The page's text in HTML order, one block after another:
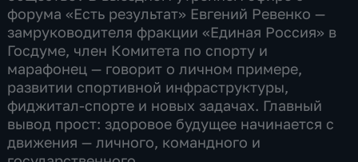
форума «Есть результат» Евгений Ревенко —
замруководителя фракции «Единая Россия» в
Госдуме, член Комитета по спорту и
марафонец — говорит о личном примере,
развитии спортивной инфраструктуры,
фиджитал-спорте и новых задачах. Главный
вывод прост: здоровое будущее начинается с
движения — личного, командного и